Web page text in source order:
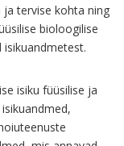
tervise kohta ning
bioloogilise
isikuandmetest.
isiku füüsilise ja